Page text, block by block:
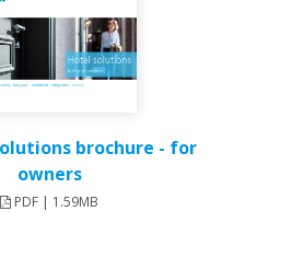
brochure - for
owners
PDF | 1.59MB